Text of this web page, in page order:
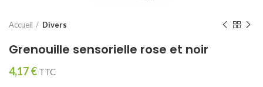
Accueil Divers
Grenouille sensorielle rose et noir
4,17€ TTC